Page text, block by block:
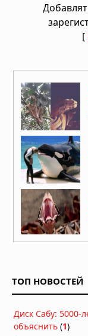
[
ТОП НОВОСТЕЙ
Диск Сабу: 5000-
объяснить (1)